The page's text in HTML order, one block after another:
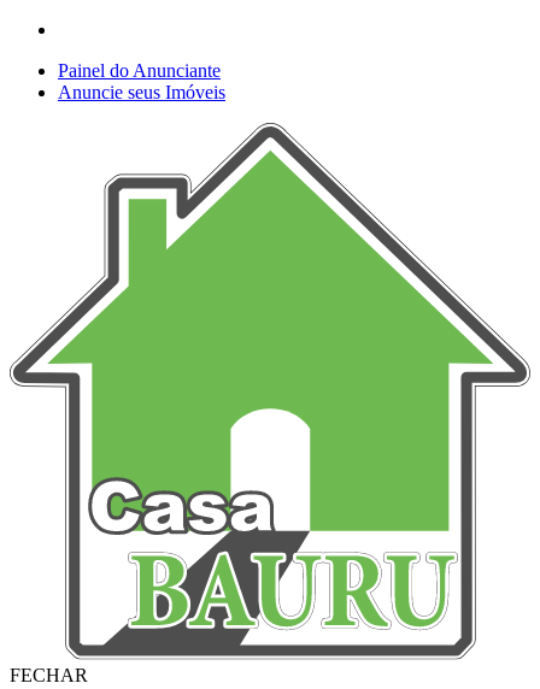
Painel do Anunciante
Anuncie seus Imóveis
FECHAR